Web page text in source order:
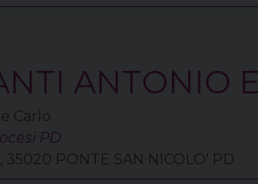
ANTONIO
Carlo
PD
35020 PONTE SAN NICOLO' PD